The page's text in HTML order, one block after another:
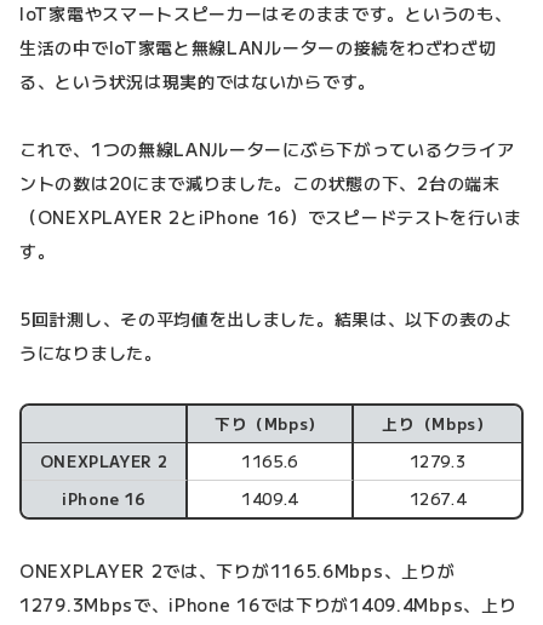
IoT家電やスマートスピーカーはそのままです。というのも、
生活の中でIoT家電と無線LANルーターの接続をわざわざ切
る、という状況は現実的ではないからです。
これで、1つの無線LANルーターにぶら下がっているクライア
ントの数は20にまで減りました。この状態の下、2台の端末
（ONEXPLAYER 2とiPhone 16）でスピードテストを行いま
す。
5回計測し、その平均値を出しました。結果は、以下の表のよ
うになりました。
下り（Mbps）
上り（Mbps）
ONEXPLAYER 2
1165.6
1279.3
iPhone 16
1409.4 1267.4
ONEXPLAYER 2では、下りが1165.6Mbps、上りが
1279.3Mbpsで、iPhone 16では下りが1409.4Mbps、上り